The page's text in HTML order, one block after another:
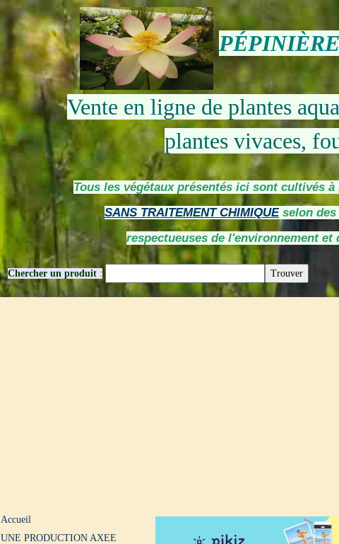
Vente en ligne de plantes
plantes vivaces,
Tous les végétaux présentés ici sont cultivés
SANS TRAITEMENT CHIMIQUEselon des
respectueuses de l'environnement et
Chercher un produit :
Accueil
UNE PRODUCTION AXEE